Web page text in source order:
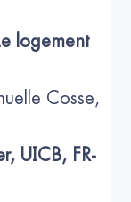
logement
Cosse,
UICB, FR-